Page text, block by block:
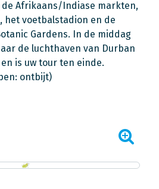
Afrikaans/Indiase markten,
het voetbalstadion en de
Gardens. In de middag
de luchthaven van Durban
is uw tour ten einde.
ontbijt)